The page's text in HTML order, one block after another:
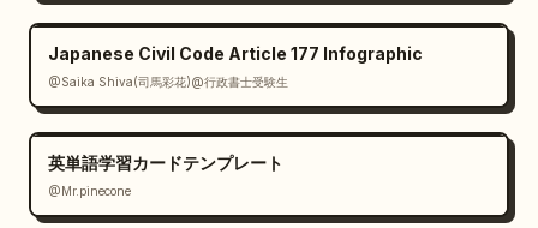
Japanese Civil Code Article 177 Infographic
@Saika Shiva(司馬彩花)@行政書士受験生
英単語学習カードテンプレート
@Mr.pinecone